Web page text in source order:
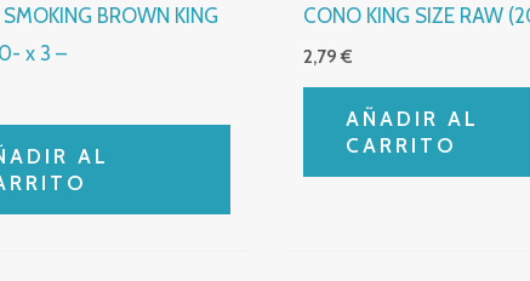
BROWN KING
x 3 –
AL
CONO KING SIZE RAW
2,79€
AÑADIR AL
CARRITO